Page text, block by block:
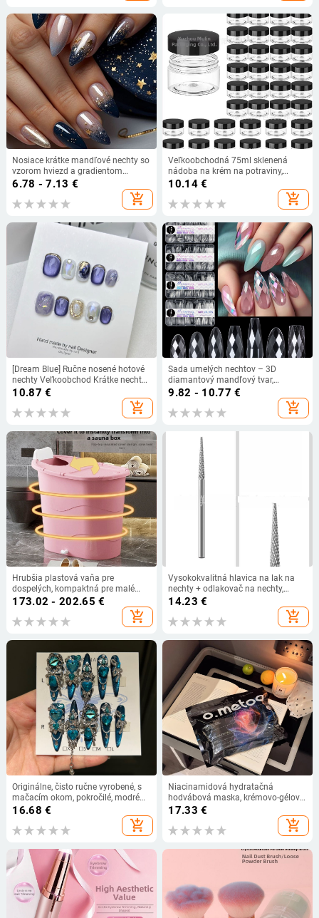
Nosiace krátke mandľové nechty so
vzorom hviezd a gradientom
trblietok
6.78 - 7.13 €
add_shopping_cart
Veľkoobchodná 75ml sklenená
nádoba na krém na potraviny,
nádoba na krém na topánky s
viečkom a hliníkovým viečkom
10.14€
add_shopping_cart
[Dream Blue] Ručne nosené hotové
nechty Veľkoobchod Krátke nechty
Biele odnímateľné umelé nechty
10.87 €
add_shopping_cart
Sada umelých nechtov – 3D
diamantový mandľový tvar,
minimalistický dlhý priehľadný
dizajn, nositeľné nechty, OEM
súkromná značka
9.82 - 10.77 €
add_shopping_cart
Hrubšia plastová vaňa pre
dospelých, kompaktná pre malé
byty, vaňa na celé telo
173.02 - 202.65 €
add_shopping_cart
Vysokokvalitná hlavica na lak na
nechty + odlakovač na nechty,
volfrámová oceľová odlakovač na
nechty, leštiaca vŕtačka, brúsna
hlavica
14.23 €
add_shopping_cart
Originálne, čisto ručne vyrobené, s
mačacím okom, pokročilé, modré
svetlo, luxusné, ťažký priemysel,
nové, odnímateľné, náplasti na
nechty
16.68 €
add_shopping_cart
Niacinamidová hydratačná
hodvábová maska, krémovo-gélová
maska, čistý obsah 124177284,
všeobecný typ pleti
17.33 €
add_shopping_cart